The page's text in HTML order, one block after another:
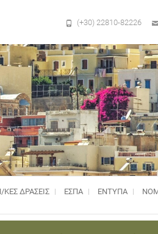
(+30) 22810-82226
ΚΕΣ ΔΡΑΣΕΙΣ ΕΣΠΑ ΕΝΤΥΠΑ